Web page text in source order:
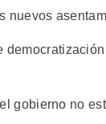
gobierno no